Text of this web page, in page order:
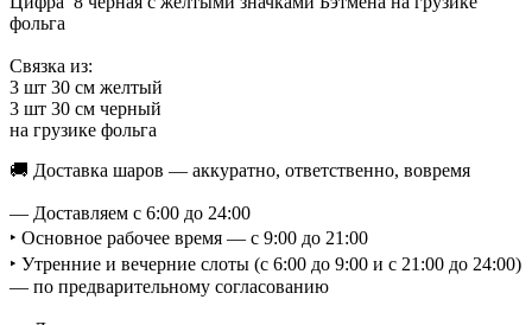
фольга
Связка из:
3 шт 30 см желтый
3 шт 30 см черный
на грузике фольга
🚚 Доставка шаров — аккуратно, ответственно, вовремя
— Доставляем с 6:00 до 24:00
‣ Основное рабочее время — с 9:00 до 21:00
‣ Утренние и вечерние слоты (с 6:00 до 9:00 и с 21:00 до 24:00)
— по предварительному согласованию